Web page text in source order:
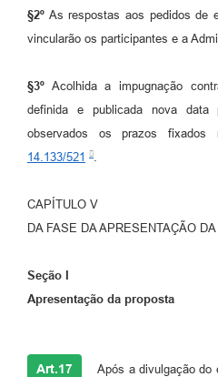
§2º As respostas aos pedidos de
vincularão os participantes e a
§3º Acolhida a impugnação
definida e publicada nova data
observados os prazos
14.133/521
CAPÍTULO V
DA FASE DA APRESENTAÇÃO
Seção I
Apresentação da proposta
Art.17 Após a divulgação do